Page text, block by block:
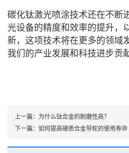
碳化钛激光喷涂技术还在不断
光设备的精度和效率的提升，
新，这项技术将在更多的领域
我们的产业发展和科技进步贡
上一篇： 为什么钛合金的耐磨性高？
下一篇： 如何提高硬质合金导轮的使用寿命